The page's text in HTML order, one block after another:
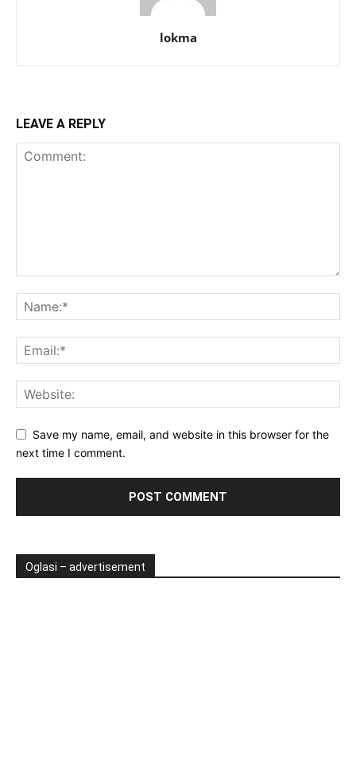
lokma
LEAVE A REPLY
Save my name, email, and website in this browser for the
next time I comment.
Oglasi – advertisement